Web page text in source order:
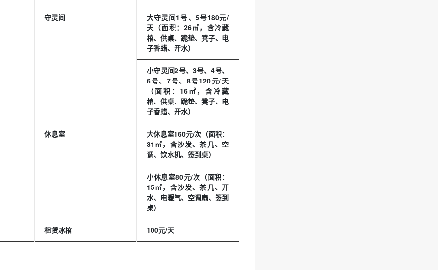
守灵间
大守灵间1号、5号180元/
天（面积：26㎡，含冷藏
棺、供桌、跪垫、凳子、电
子香蜡、开水）
小守灵间2号、3号、4号、
6号、7号、8号120元/天
（面积：16㎡，含冷藏
棺、供桌、跪垫、凳子、电
子香蜡、开水）
休息室
大休息室160元/次（面积：
31㎡，含沙发、茶几、空
调、饮水机、签到桌）
小休息室80元/次（面积：
15㎡，含沙发、茶几、开
水、电暖气、空调扇、签到
桌）
租赁冰棺 100元/天